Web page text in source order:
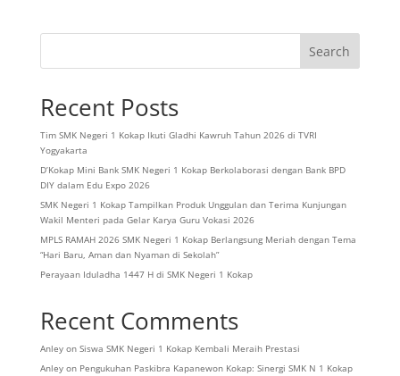
Search
Recent Posts
Tim SMK Negeri 1 Kokap Ikuti Gladhi Kawruh Tahun 2026 di TVRI
Yogyakarta
D’Kokap Mini Bank SMK Negeri 1 Kokap Berkolaborasi dengan Bank BPD
DIY dalam Edu Expo 2026
SMK Negeri 1 Kokap Tampilkan Produk Unggulan dan Terima Kunjungan
Wakil Menteri pada Gelar Karya Guru Vokasi 2026
MPLS RAMAH 2026 SMK Negeri 1 Kokap Berlangsung Meriah dengan Tema
“Hari Baru, Aman dan Nyaman di Sekolah”
Perayaan Iduladha 1447 H di SMK Negeri 1 Kokap
Recent Comments
Anleyon Siswa SMK Negeri 1 Kokap Kembali Meraih Prestasi
Anleyon Pengukuhan Paskibra Kapanewon Kokap: Sinergi SMK N 1 Kokap